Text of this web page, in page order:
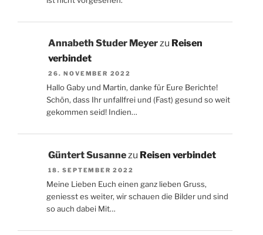
Annabeth Studer Meyer zu Reisen
verbindet
26. NOVEMBER 2022
Hallo Gaby und Martin, danke für Eure Berichte!
Schön, dass Ihr unfallfrei und (Fast) gesund so weit
gekommen seid! Indien…
Güntert Susanne zu Reisen verbindet
18. SEPTEMBER 2022
Meine Lieben Euch einen ganz lieben Gruss,
geniesst es weiter, wir schauen die Bilder und sind
so auch dabei Mit…